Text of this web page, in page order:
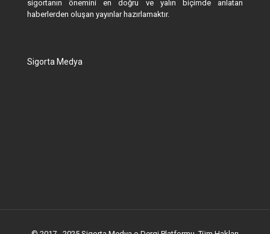
sigortanın önemini en doğru ve yalın biçimde anlatan
haberlerden oluşan yayınlar hazırlamaktır.
Sigorta Medya